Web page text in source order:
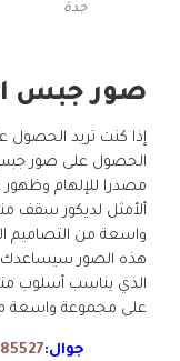
جدة
صور جبس
إذا كنت تريد الحصول
الحصول على صور
مصدرا للإلهام وظهور
ألأمثل لديكور سقف
واسعة من التصاميم
هذه الصور سيساعدك
الذي يناسب أسلوب
على مجموعة واسعة
جوال: